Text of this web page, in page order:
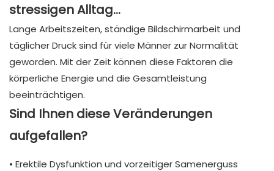
stressigen Alltag…
Lange Arbeitszeiten, ständige Bildschirmarbeit und
täglicher Druck sind für viele Männer zur Normalität
geworden. Mit der Zeit können diese Faktoren die
körperliche Energie und die Gesamtleistung
beeinträchtigen.
Sind Ihnen diese Veränderungen
aufgefallen?
• Erektile Dysfunktion und vorzeitiger Samenerguss